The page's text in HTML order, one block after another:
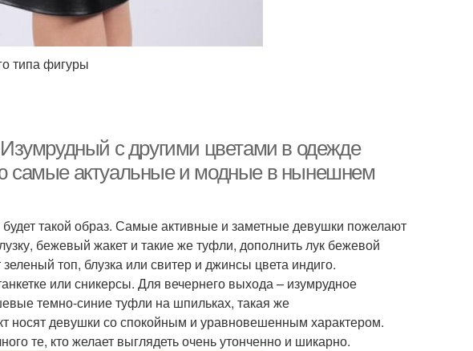
типа фигуры
с другими цветами в одежде
самые актуальные и модные в нынешнем
такой образ. Самые активные и заметные девушки пожелают
бежевый жакет и такие же туфли, дополнить лук бежевой
топ, блузка или свитер и джинсы цвета индиго.
или сникерсы. Для вечернего выхода – изумрудное
темно-синие туфли на шпильках, такая же
носят девушки со спокойным и уравновешенным характером.
те, кто желает выглядеть очень утонченно и шикарно.